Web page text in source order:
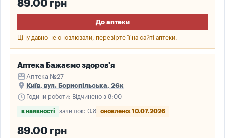
89.00 грн
До аптеки
Ціну давно не оновлювали, перевірте її на сайті аптеки.
Аптека Бажаємо здоров'я
storefront Аптека №27
place Київ, вул. Бориспільська, 26к
schedule Години роботи: Відчинено з 8:00
в наявності залишок: 0.8 оновлено: 10.07.2026
89.00 грн